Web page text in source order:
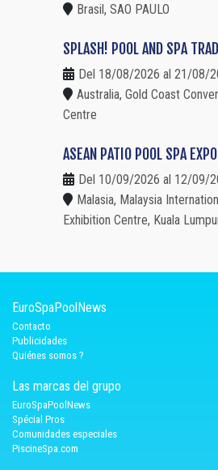
Brasil, SAO PAULO
SPLASH! POOL AND SPA
Del 18/08/2026 al 21/08/
Australia, Gold Coast
Centre
ASEAN PATIO POOL SPA EXPO
Del 10/09/2026 al 12/09/
Malasia, Malaysia
Exhibition Centre, Kuala
EuroSpaPoolNews
Contacto
Publicidades
Quiénes somos ?
Las marcas del grupo
EuroSpaPoolNews
Spécial Pros
Comunidades especiales
PiscineSpa.com